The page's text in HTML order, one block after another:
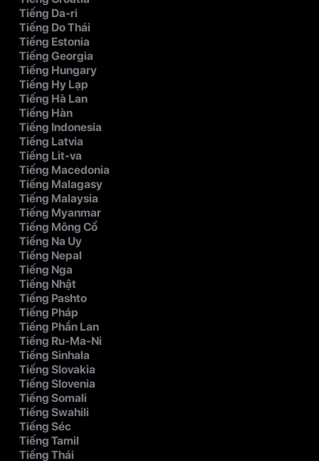
Tiếng Da-ri
Tiếng Do Thái
Tiếng Estonia
Tiếng Georgia
Tiếng Hungary
Tiếng Hy Lạp
Tiếng Hà Lan
Tiếng Hàn
Tiếng Indonesia
Tiếng Latvia
Tiếng Lit-va
Tiếng Macedonia
Tiếng Malagasy
Tiếng Malaysia
Tiếng Myanmar
Tiếng Mông Cổ
Tiếng Na Uy
Tiếng Nepal
Tiếng Nga
Tiếng Nhật
Tiếng Pashto
Tiếng Pháp
Tiếng Phần Lan
Tiếng Ru-Ma-Ni
Tiếng Sinhala
Tiếng Slovakia
Tiếng Slovenia
Tiếng Somali
Tiếng Swahili
Tiếng Séc
Tiếng Tamil
Tiếng Thái